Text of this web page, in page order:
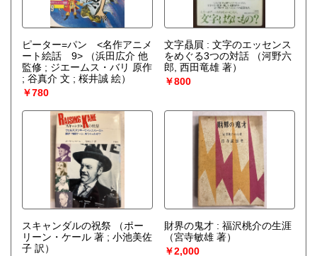
ピーター=パン <名作アニメ
ート絵話 9>
（浜田広介 他
監修 ; ジエームス・バリ 原作
; 谷真介 文 ; 桜井誠 絵）
￥780
文字贔屓 : 文字のエッセンス
をめぐる3つの対話
（河野六
郎, 西田竜雄 著）
￥800
スキャンダルの祝祭
（ポー
リーン・ケール 著 ; 小池美佐
子 訳）
財界の鬼才 : 福沢桃介の生涯
（宮寺敏雄 著）
￥2,000